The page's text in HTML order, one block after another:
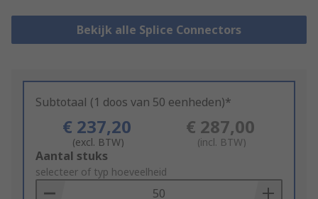
Bekijk alle Splice Connectors
Subtotaal (1 doos van 50 eenheden)*
€ 237,20
(excl. BTW)
€ 287,00
(incl. BTW)
Add
to
Basket
Aantal stuks
selecteer of typ hoeveelheid